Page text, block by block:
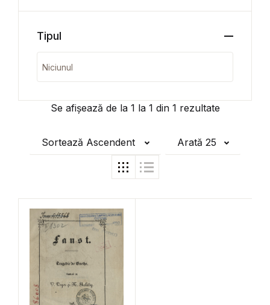
Se afișează de la 1 la 1 din 1 rezultate
Sortează Ascendent Arată 25
Tipul